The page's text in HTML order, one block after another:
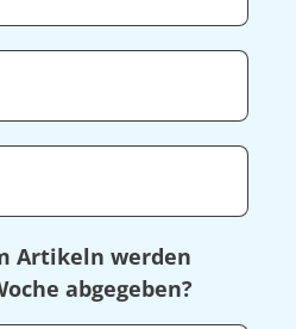
Artikeln werden
abgegeben?